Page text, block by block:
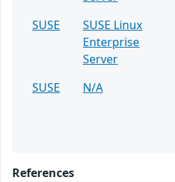
SUSE
SUSE Linux
Enterprise
Server
SUSE
N/A
References